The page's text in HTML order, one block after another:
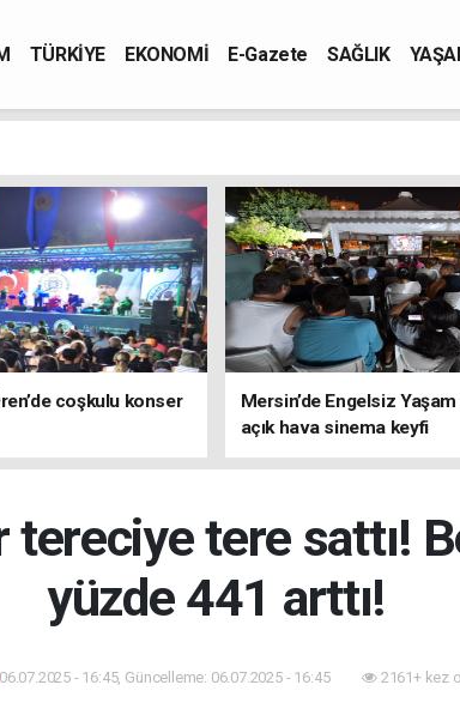
TÜRKİYE EKONOMİ E-Gazete SAĞLIK
coşkulu konser
Mersin’de Engelsiz Yaşam
açık hava sinema keyfi
tereciye tere sattı!
yüzde 441 arttı!
06.07.2025 - 16:45, Güncelleme: 06.07.2025 - 16:45 2161+ kez